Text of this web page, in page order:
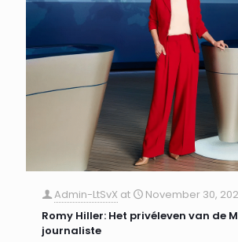
Admin-LtSvX at
November 30,
Romy Hiller: Het privéleven van de
journaliste